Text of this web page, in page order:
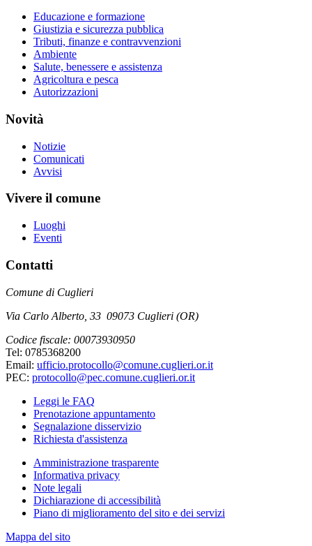
Educazione e formazione
Giustizia e sicurezza pubblica
Tributi, finanze e contravvenzioni
Ambiente
Salute, benessere e assistenza
Agricoltura e pesca
Autorizzazioni
Novità
Notizie
Comunicati
Avvisi
Vivere il comune
Luoghi
Eventi
Contatti
Comune di Cuglieri
Via Carlo Alberto, 33 09073 Cuglieri (OR)
Codice fiscale: 00073930950
Tel: 0785368200
Email: ufficio.protocollo@comune.cuglieri.or.it
PEC: protocollo@pec.comune.cuglieri.or.it
Leggi le FAQ
Prenotazione appuntamento
Segnalazione disservizio
Richiesta d'assistenza
Amministrazione trasparente
Informativa privacy
Note legali
Dichiarazione di accessibilità
Piano di miglioramento del sito e dei servizi
Mappa del sito